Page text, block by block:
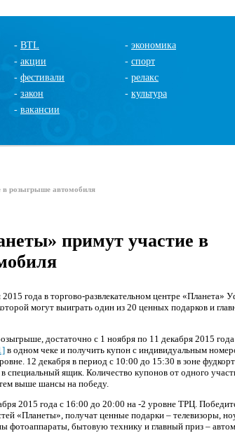
- BTL
- акции
- фестивали
- закон
- вакансии
- экономика
- спорт
- релакс
- культура
в розыгрыше автомобиля
примут участие в
года в торгово-развлекательном центре «Планета»
могут выиграть один из 20 ценных подарков и
достаточно с 1 ноября по 11 декабря 2015
в одном чеке и получить купон с индивидуальным
12 декабря в период с 10:00 до 15:30 в зоне
специальный ящик. Количество купонов от одного
выше шансы на победу.
2015 года с 16:00 до 20:00 на -2 уровне ТРЦ.
«Планеты», получат ценные подарки – телевизоры,
фотоаппараты, бытовую технику и главный приз –